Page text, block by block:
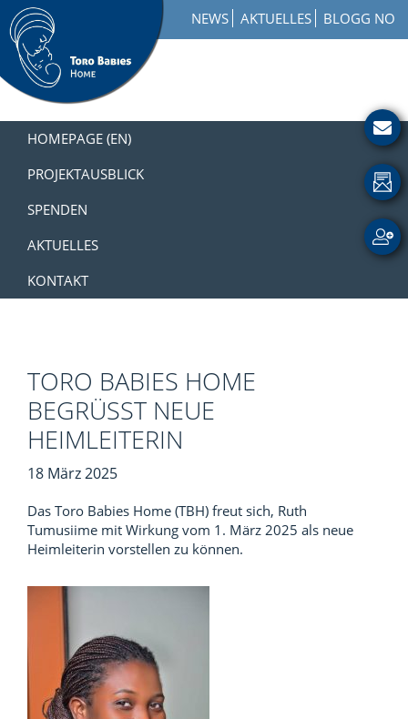
Zur
Hauptnavigation
springen
Skip
to
main
content
Zur
Fußzeile
springen
NEWS AKTUELLES BLOGG NO
Babies
Home
Involved
HOMEPAGE (EN)
PROJEKTAUSBLICK
SPENDEN
AKTUELLES
KONTAKT
TORO BABIES HOME
BEGRÜSST NEUE H
EIMLEITERIN
18 März 2025
Das Toro Babies Home (TBH) freut sich, Ruth
Tumusiime mit Wirkung vom 1. März 2025 als neue
Heimleiterin vorstellen zu können.